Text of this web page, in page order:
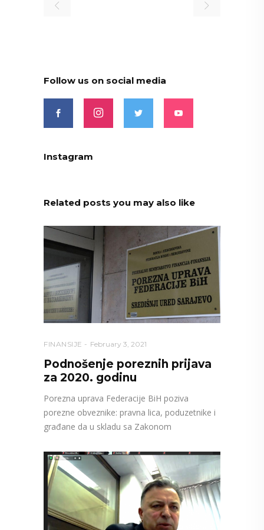
Follow us on social media
Instagram
Related posts you may also like
FINANSIJE February 3, 2021
Podnošenje poreznih prijava
za 2020. godinu
Porezna uprava Federacije BiH poziva
porezne obveznike: pravna lica, poduzetnike i
građane da u skladu sa Zakonom